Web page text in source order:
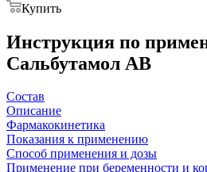
Купить
Инструкция по
Сальбутамол АВ
Состав
Описание
Фармакокинетика
Показания к применению
Cпособ применения и дозы
Применение при беременности и